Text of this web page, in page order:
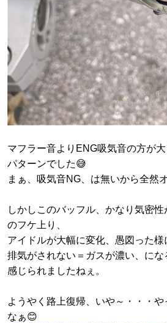
マフラー音よりENG吸気音の方が
パターンでした😅
まぁ、吸気音NG、は無いから全然
しかしこのバッフル、かなり気密
のフケ上り、
アイドルが大幅に変化、愚図った様
排気がされない＝ガスが濃い、に
感じられましたねぇ。
ようやく路上復帰、いや～・・・
なぁ😊